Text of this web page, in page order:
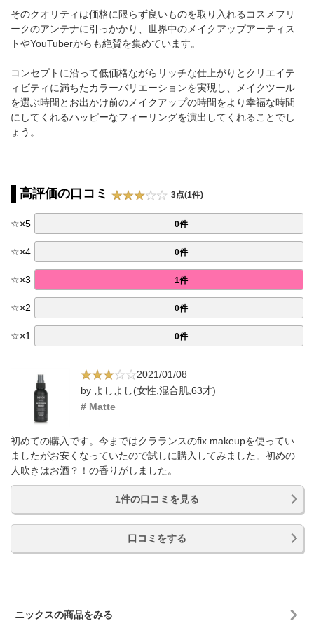
そのクオリティは価格に限らず良いものを取り入れるコスメフリ
ークのアンテナに引っかかり、世界中のメイクアップアーティス
トやYouTuberからも絶賛を集めています。
コンセプトに沿って低価格ながらリッチな仕上がりとクリエイテ
ィビティに満ちたカラーバリエーションを実現し、メイクツール
を選ぶ時間とお出かけ前のメイクアップの時間をより幸福な時間
にしてくれるハッピーなフィーリングを演出してくれることでし
ょう。
高評価の口コミ 3点(1件)
☆×5 0件
☆×4 0件
☆×3 1件
☆×2 0件
☆×1 0件
2021/01/08
by よしよし(女性,混合肌,63才)
# Matte
初めての購入です。今まではクラランスのfix.makeupを使ってい
ましたがお安くなっていたので試しに購入してみました。初めの
人吹きはお酒？！の香りがしました。
1件の口コミを見る
口コミをする
ニックスの商品をみる